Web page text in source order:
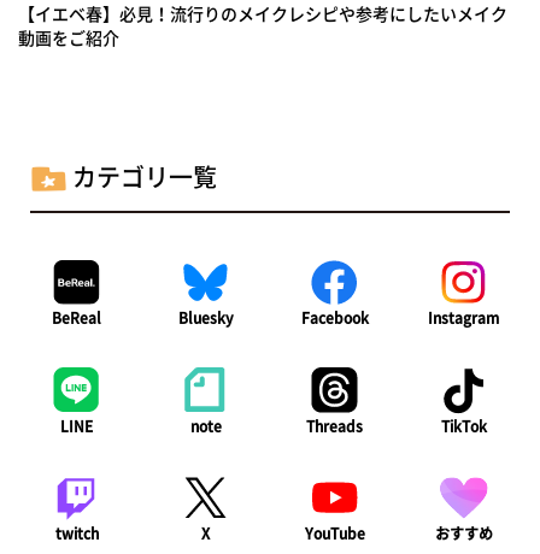
【イエベ春】必見！流行りのメイクレシピや参考にしたいメイク
動画をご紹介
カテゴリ一覧
BeReal Bluesky Facebook Instagram
LINE note Threads TikTok
twitch X YouTube おすすめ